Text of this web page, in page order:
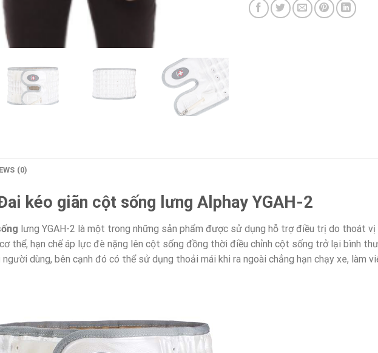
(0)
kéo giãn cột sống lưng Alphay YGAH-2
lưng YGAH-2 là một trong những sản phẩm được sử dụng hỗ trợ điều trị do thoát
thể, hạn chế áp lực đè nặng lên cột sống đồng thời điều chỉnh cột sống trở lại bình
người dùng, bên cạnh đó có thể sử dụng thoải mái khi ra ngoài chẳng hạn chạy xe, làm